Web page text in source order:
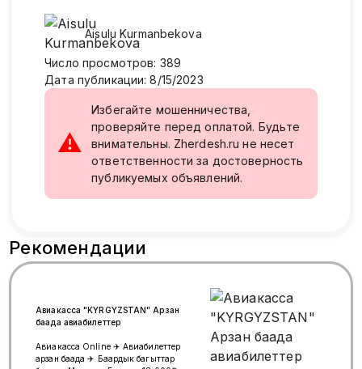
Aisulu Kurmanbekova
Число просмотров: 389
Дата публикации: 8/15/2023
⚠
Избегайте мошенничества,
проверяйте перед оплатой. Будьте
внимательны. Zherdesh.ru не несет
ответственности за достоверность
публикуемых объявлений.
Рекомендации
Авиакасса "KYRGYZSTAN" Арзан
баада авиабилеттер
Авиакасса Online ✈️ Авиабилеттер
арзан баада ✈️ Баардык багыттар